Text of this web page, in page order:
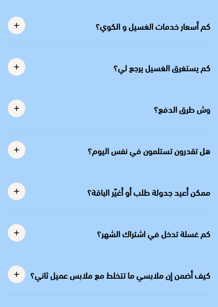
كم أسعار خدمات الغسيل و الكوي؟
كم يستغرق الغسيل يرجع لي؟
وش طرق الدفع؟
هل تقدرون تستلمون في نفس اليوم؟
ممكن أعيد جدولة طلب أو أغيّر الباقة؟
كم غسلة تدخل في اشتراك الشهر؟
كيف أضمن إن ملابسي ما تتخلط مع ملابس عميل ثاني؟